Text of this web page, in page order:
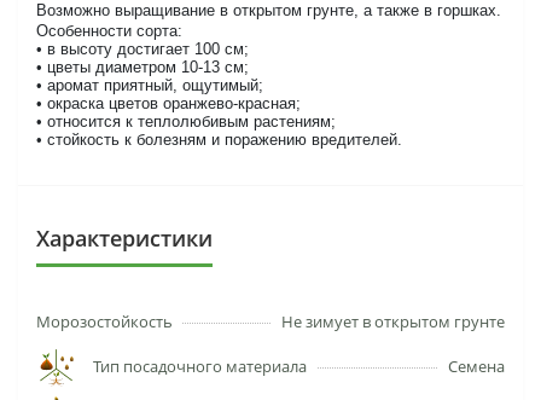
Возможно выращивание в открытом грунте, а также в горшках.
Особенности сорта:
• в высоту достигает 100 см;
• цветы диаметром 10-13 см;
• аромат приятный, ощутимый;
• окраска цветов оранжево-красная;
• относится к теплолюбивым растениям;
• стойкость к болезням и поражению вредителей.
Характеристики
Морозостойкость Не зимует в открытом грунте
Тип посадочного материала Семена